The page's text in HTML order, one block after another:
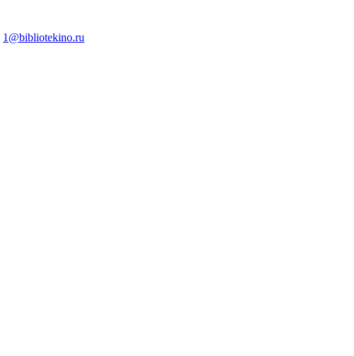
1@bibliotekino.ru